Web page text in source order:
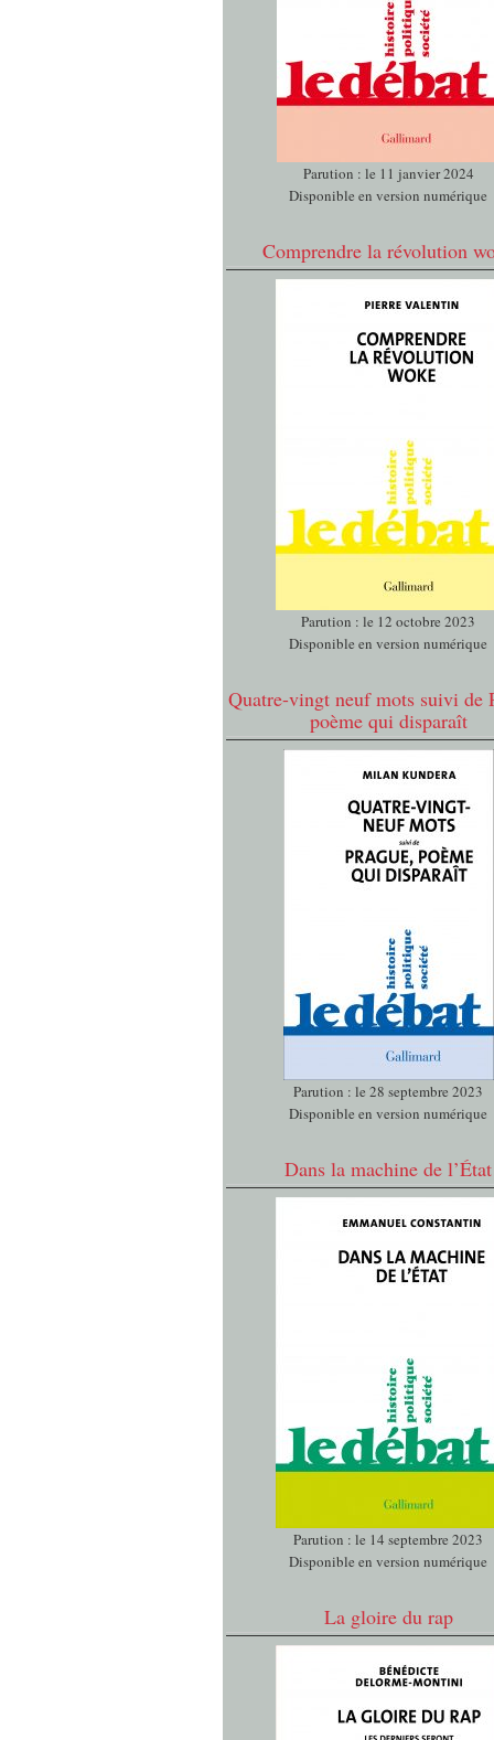
Parution : le 11 janvier 2024
Disponible en version numérique
Comprendre la révolution
Parution : le 12 octobre 2023
Disponible en version numérique
Quatre-vingt neuf mots suivi de
poème qui disparaît
Parution : le 28 septembre 2023
Disponible en version numérique
Dans la machine de l’État
Parution : le 14 septembre 2023
Disponible en version numérique
La gloire du rap